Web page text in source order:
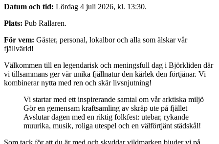
Datum och tid: Lördag 4 juli 2026, kl. 13:30.
Plats: Pub Rallaren.
För vem: Gäster, personal, lokalbor och alla som älskar vår
fjällvärld!
Välkommen till en legendarisk och meningsfull dag i Björkliden där
vi tillsammans ger vår unika fjällnatur den kärlek den förtjänar. Vi
kombinerar nytta med ren och skär livsnjutning!
Vi startar med ett inspirerande samtal om vår arktiska miljö
Gör en gemensam kraftsamling av skräp ute på fjället
Avslutar dagen med en riktig folkfest: utebar, rykande
muurika, musik, roliga utespel och en välförtjänt städskål!